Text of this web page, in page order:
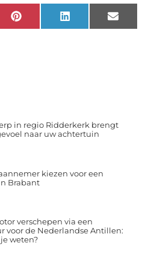
PinterestLinkedInEmail
in regio Ridderkerk brengt
naar uw achtertuin
kiezen voor een
Brabant
verschepen via een
voor de Nederlandse Antillen:
weten?